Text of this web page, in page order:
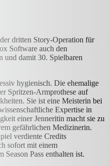
dritten Story-Operation für
Software auch den
und damit 30. Spielbaren
hygienisch. Die ehemalige
Spritzen-Armprothese auf
Sie ist eine Meisterin bei
Expertise in
einer Jenneritin macht sie zu
gefährlichen Medizinerin.
verdiente Credits
sofort mit einem
Season Pass enthalten ist.